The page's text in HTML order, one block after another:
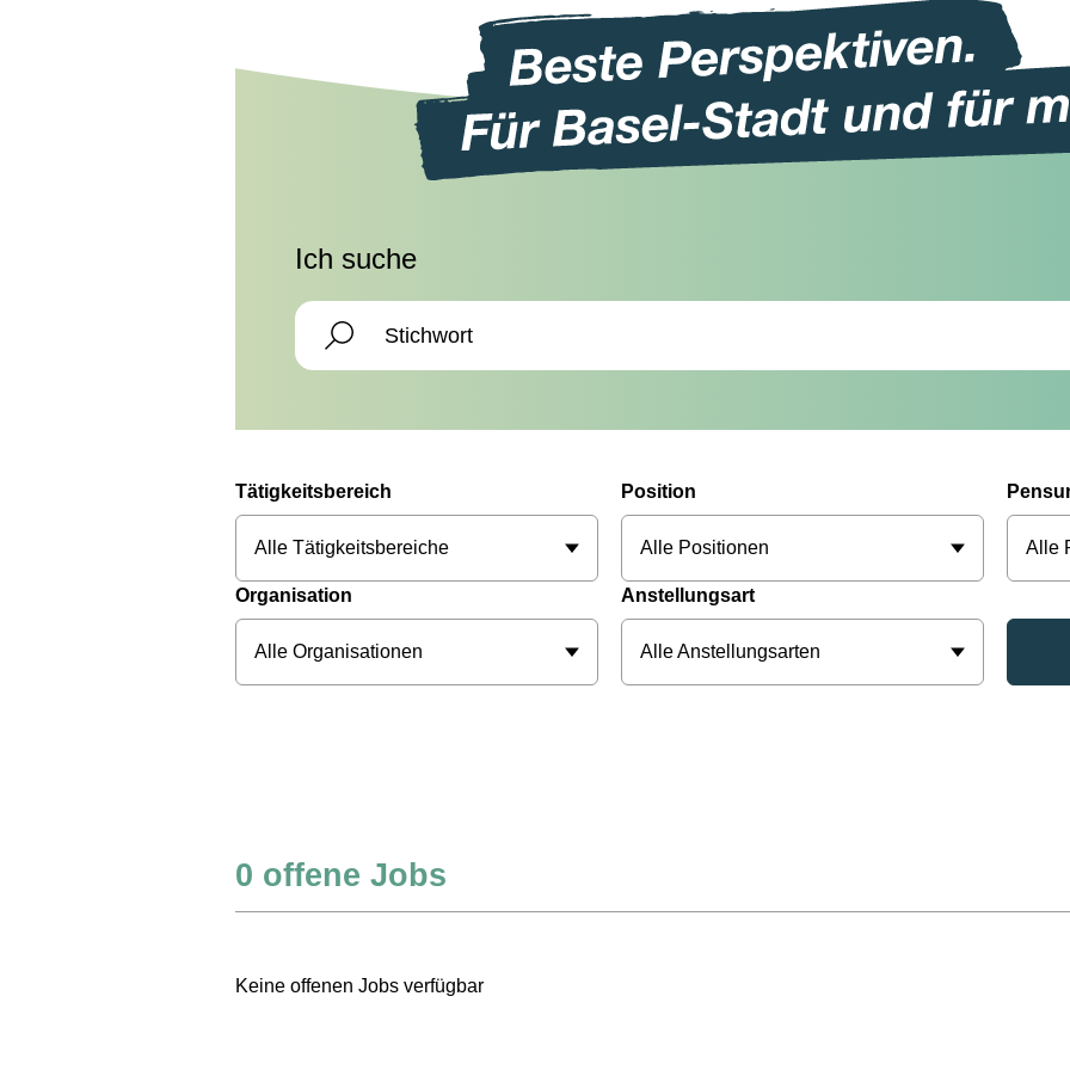
Ich suche
Tätigkeitsbereich
Alle Tätigkeitsbereiche
Position
Alle Positionen Alle
Organisation
Alle Organisationen
Anstellungsart
Alle Anstellungsarten
0 offene Jobs
Keine offenen Jobs verfügbar